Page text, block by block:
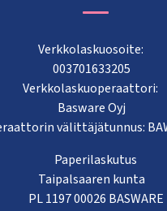
Verkkolaskuosoite:
003701633205
Verkkolaskuoperaattori:
Basware Oyj
välittäjätunnus:
Paperilaskutus
Taipalsaaren kunta
PL 1197 00026 BASWARE